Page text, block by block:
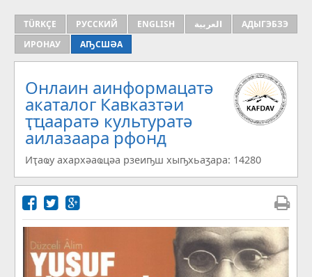
TÜRKÇE РУССКИЙ ENGLISH العربية
АДЫГЭБЗЭ
ИРОНАУ
АҦСШӘА
Онлаин аинформацатә
aкаталог Кавказтәи
ҭҵааратә культуратә
аилазаара рфонд
Иҭаҩу ахархәаҩцәа рзеиҧш хыҧхьаӡара: 14280